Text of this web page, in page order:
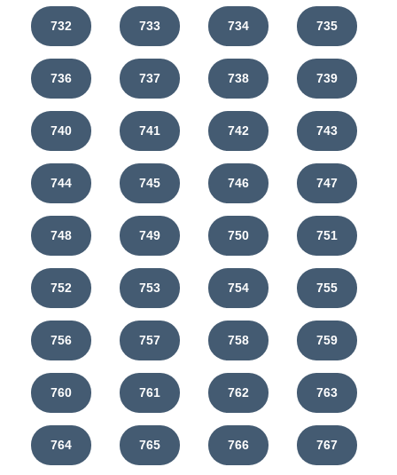
732 733 734 735
736 737 738 739
740 741 742 743
744 745 746 747
748 749 750 751
752 753 754 755
756 757 758 759
760 761 762 763
764 765 766 767